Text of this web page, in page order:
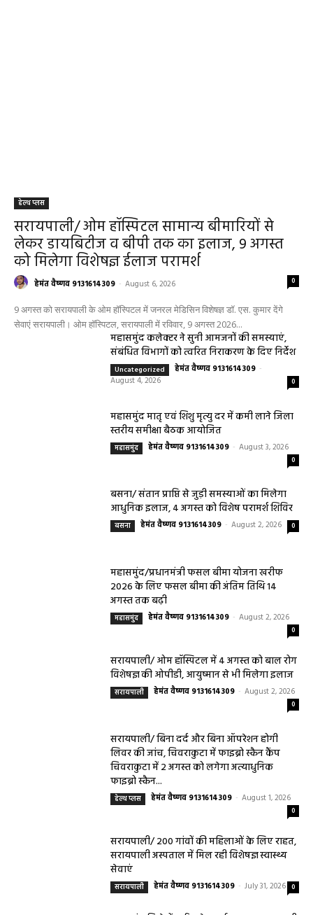
हेल्थ प्लस
सरायपाली/ ओम हॉस्पिटल सामान्य बीमारियों से
लेकर डायबिटीज व बीपी तक का इलाज, 9 अगस्त
को मिलेगा विशेषज्ञ ईलाज परामर्श
हेमंत वैष्णव 9131614309 - August 6, 2026 0
9 अगस्त को सरायपाली के ओम हॉस्पिटल में जनरल मेडिसिन विशेषज्ञ डॉ. एस. कुमार देंगे
सेवाएं सरायपाली। ओम हॉस्पिटल, सरायपाली में रविवार, 9 अगस्त 2026...
महासमुंद कलेक्टर ने सुनी आमजनों की समस्याएं,
संबंधित विभागों को त्वरित निराकरण के दिए निर्देश
Uncategorized हेमंत वैष्णव 9131614309 -
August 4, 2026
0
महासमुंद मातृ एवं शिशु मृत्यु दर में कमी लाने जिला
स्तरीय समीक्षा बैठक आयोजित
महासमुंद हेमंत वैष्णव 9131614309 - August 3, 2026
0
बसना/ संतान प्राप्ति से जुड़ी समस्याओं का मिलेगा
आधुनिक इलाज, 4 अगस्त को विशेष परामर्श शिविर
बसना हेमंत वैष्णव 9131614309 - August 2, 2026 0
महासमुंद/प्रधानमंत्री फसल बीमा योजना खरीफ
2026 के लिए फसल बीमा की अंतिम तिथि 14
अगस्त तक बढ़ी
महासमुंद हेमंत वैष्णव 9131614309 - August 2, 2026
0
सरायपाली/ ओम हॉस्पिटल में 4 अगस्त को बाल रोग
विशेषज्ञ की ओपीडी, आयुष्मान से भी मिलेगा इलाज
सरायपाली हेमंत वैष्णव 9131614309 - August 2, 2026
0
सरायपाली/ बिना दर्द और बिना ऑपरेशन होगी
लिवर की जांच, चिवराकुटा में फाइब्रो स्कैन कैंप
चिवराकुटा में 2 अगस्त को लगेगा अत्याधुनिक
फाइब्रो स्कैन...
हेल्थ प्लस हेमंत वैष्णव 9131614309 - August 1, 2026
0
सरायपाली/ 200 गांवों की महिलाओं के लिए राहत,
सरायपाली अस्पताल में मिल रही विशेषज्ञ स्वास्थ्य
सेवाएं
सरायपाली हेमंत वैष्णव 9131614309 - July 31, 2026 0